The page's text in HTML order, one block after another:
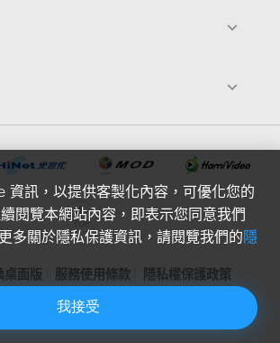
桌面版 服務使用條款 隱私權保護政策
限公司個人家庭分公司(統一編號：96979949) ©
資訊，以提供客製化內容，可優化您的
閱覽本網站內容，即表示您同意我們
多關於隱私保護資訊，請閱覽我們的隱
我接受